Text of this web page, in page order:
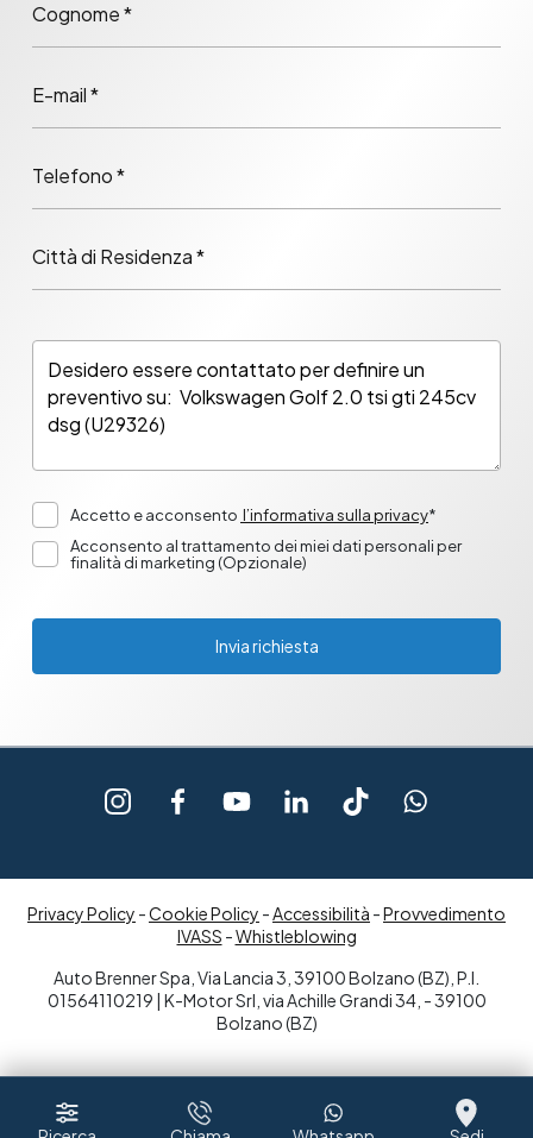
Cognome *
E-mail *
Telefono *
Città di Residenza *
Accetto e acconsento l’informativa sulla privacy*
Acconsento al trattamento dei miei dati personali per
finalità di marketing (Opzionale)
Invia richiesta
Privacy Policy -Cookie Policy -Accessibilità -Provvedimento
IVASS -Whistleblowing
Auto Brenner Spa, Via Lancia 3, 39100 Bolzano (BZ), P.I.
01564110219 | K-Motor Srl, via Achille Grandi 34, - 39100
Bolzano (BZ)